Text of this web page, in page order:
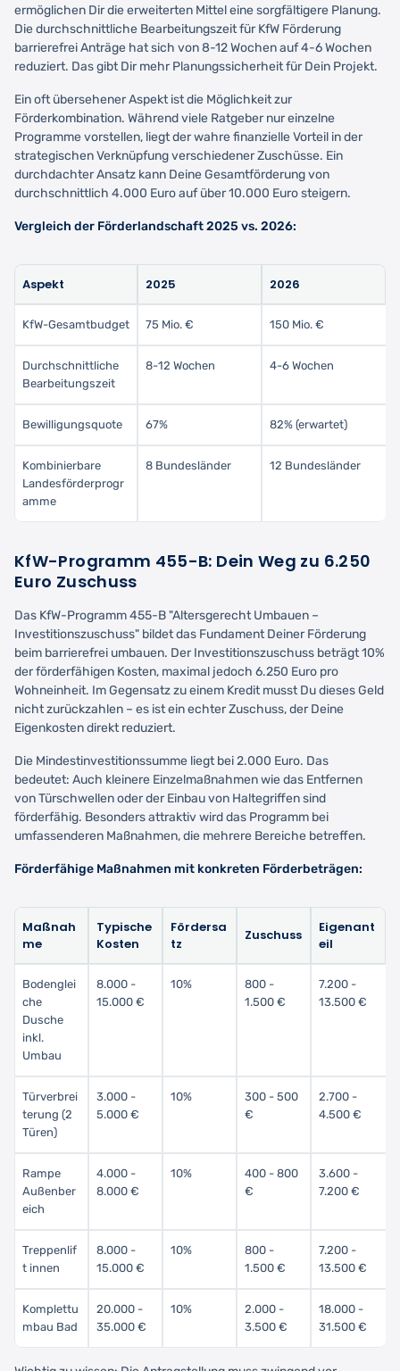
ermöglichen Dir die erweiterten Mittel eine sorgfältigere Planung.
Die durchschnittliche Bearbeitungszeit für KfW Förderung
barrierefrei Anträge hat sich von 8-12 Wochen auf 4-6 Wochen
reduziert. Das gibt Dir mehr Planungssicherheit für Dein Projekt.
Ein oft übersehener Aspekt ist die Möglichkeit zur
Förderkombination. Während viele Ratgeber nur einzelne
Programme vorstellen, liegt der wahre finanzielle Vorteil in der
strategischen Verknüpfung verschiedener Zuschüsse. Ein
durchdachter Ansatz kann Deine Gesamtförderung von
durchschnittlich 4.000 Euro auf über 10.000 Euro steigern.
Vergleich der Förderlandschaft 2025 vs. 2026:
Aspekt 2025 2026
KfW-Gesamtbudget 75 Mio. € 150 Mio. €
Durchschnittliche
Bearbeitungszeit
8-12 Wochen 4-6 Wochen
Bewilligungsquote 67% 82% (erwartet)
Kombinierbare
Landesförderprogr
amme
8 Bundesländer 12 Bundesländer
KfW-Programm 455-B: Dein Weg zu 6.250
Euro Zuschuss
Das KfW-Programm 455-B "Altersgerecht Umbauen –
Investitionszuschuss" bildet das Fundament Deiner Förderung
beim barrierefrei umbauen. Der Investitionszuschuss beträgt 10%
der förderfähigen Kosten, maximal jedoch 6.250 Euro pro
Wohneinheit. Im Gegensatz zu einem Kredit musst Du dieses Geld
nicht zurückzahlen – es ist ein echter Zuschuss, der Deine
Eigenkosten direkt reduziert.
Die Mindestinvestitionssumme liegt bei 2.000 Euro. Das
bedeutet: Auch kleinere Einzelmaßnahmen wie das Entfernen
von Türschwellen oder der Einbau von Haltegriffen sind
förderfähig. Besonders attraktiv wird das Programm bei
umfassenderen Maßnahmen, die mehrere Bereiche betreffen.
Förderfähige Maßnahmen mit konkreten Förderbeträgen:
Maßnah
me
Typische
Kosten
Fördersa
tz
Zuschuss
Eigenant
eil
Bodenglei
che
Dusche
inkl.
Umbau
8.000 -
15.000 €
10%
800 -
1.500 €
7.200 -
13.500 €
Türverbrei
terung (2
Türen)
3.000 -
5.000 €
10%
300 - 500
€
2.700 -
4.500 €
Rampe
Außenber
eich
4.000 -
8.000 €
10%
400 - 800
€
3.600 -
7.200 €
Treppenlif
t innen
8.000 -
15.000 €
10%
800 -
1.500 €
7.200 -
13.500 €
Komplettu
mbau Bad
20.000 -
35.000 €
10%
2.000 -
3.500 €
18.000 -
31.500 €